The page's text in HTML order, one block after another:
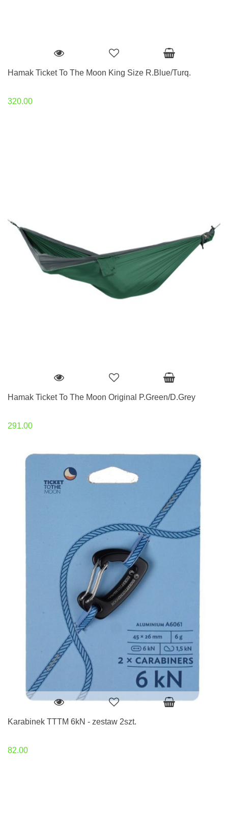
Hamak Ticket To The Moon King Size R.Blue/Turq.
320.00
Hamak Ticket To The Moon Original P.Green/D.Grey
291.00
Karabinek TTTM 6kN - zestaw 2szt.
82.00